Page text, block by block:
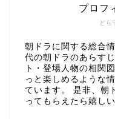
どら
プロフ
朝ドラに関する総合
代の朝ドラのあらす
ト・登場人物の相関
っと楽しめるような
ています。 是非、朝
ってもらえたら嬉し